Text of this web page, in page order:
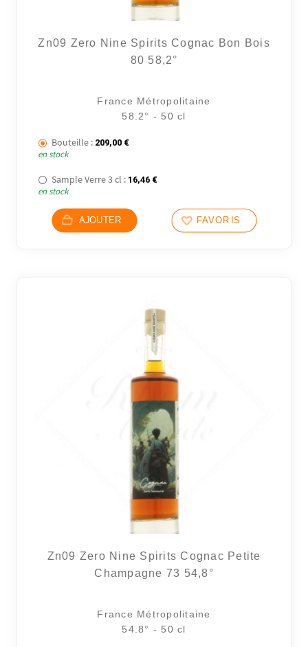
Zn09 Zero Nine Spirits Cognac Bon Bois
80 58,2°
France Métropolitaine
58.2° - 50 cl
Bouteille : 209,00 €
en stock
Sample Verre 3 cl : 16,46 €
en stock
AJOUTER FAVORIS
Zn09 Zero Nine Spirits Cognac Petite
Champagne 73 54,8°
France Métropolitaine
54.8° - 50 cl